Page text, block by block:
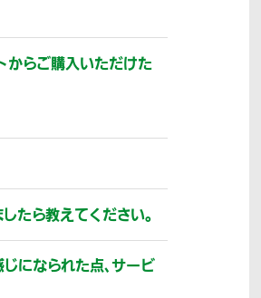
からご購入いただけた
たら教えてください。
になられた点、サービ